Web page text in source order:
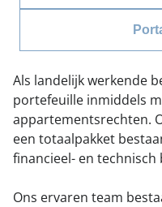
Als landelijk werkende
portefeuille inmiddels
appartementsrechten.
een totaalpakket
financieel- en technisch
Ons ervaren team